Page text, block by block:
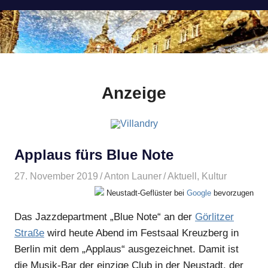
Anzeige
Applaus fürs Blue Note
27. November 2019 Anton Launer Aktuell , Kultur
Neustadt-Geflüster bei Google bevorzugen
Das Jazzdepartment „Blue Note“ an der Görlitzer
Straße wird heute Abend im Festsaal Kreuzberg in
Berlin mit dem „Applaus“ ausgezeichnet. Damit ist
die Musik-Bar der einzige Club in der Neustadt, der